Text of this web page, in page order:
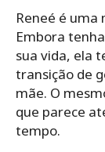
Reneé é uma
Embora
sua vida, ela
transição de
mãe. O
que parece
tempo.